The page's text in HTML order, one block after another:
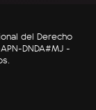
del Derecho
DNDA#MJ -